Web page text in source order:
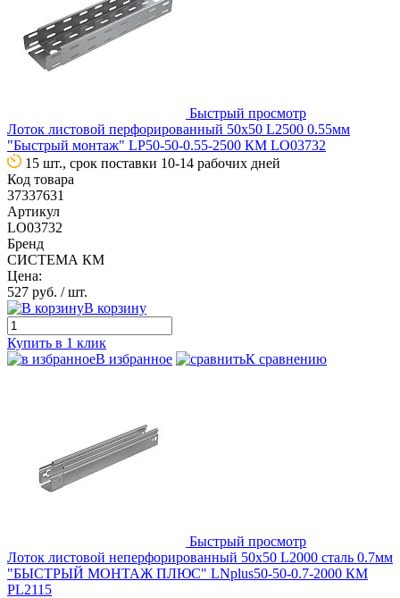
Быстрый просмотр
Лоток листовой перфорированный 50х50 L2500 0.55мм
"Быстрый монтаж" LP50-50-0.55-2500 КМ LO03732
15 шт., срок поставки 10-14 рабочих дней
Код товара
37337631
Артикул
LO03732
Бренд
СИСТЕМА КМ
Цена:
527 руб. / шт.
В корзину
Купить в 1 клик
В избранное
К сравнению
Быстрый просмотр
Лоток листовой неперфорированный 50х50 L2000 сталь 0.7мм
"БЫСТРЫЙ МОНТАЖ ПЛЮС" LNplus50-50-0.7-2000 КМ
PL2115